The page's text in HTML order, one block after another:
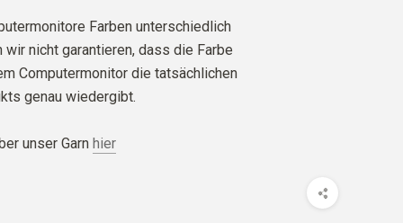
Farben unterschiedlich
wir nicht garantieren, dass die Farbe
Computermonitor die tatsächlichen
genau wiedergibt.
unser Garn hier